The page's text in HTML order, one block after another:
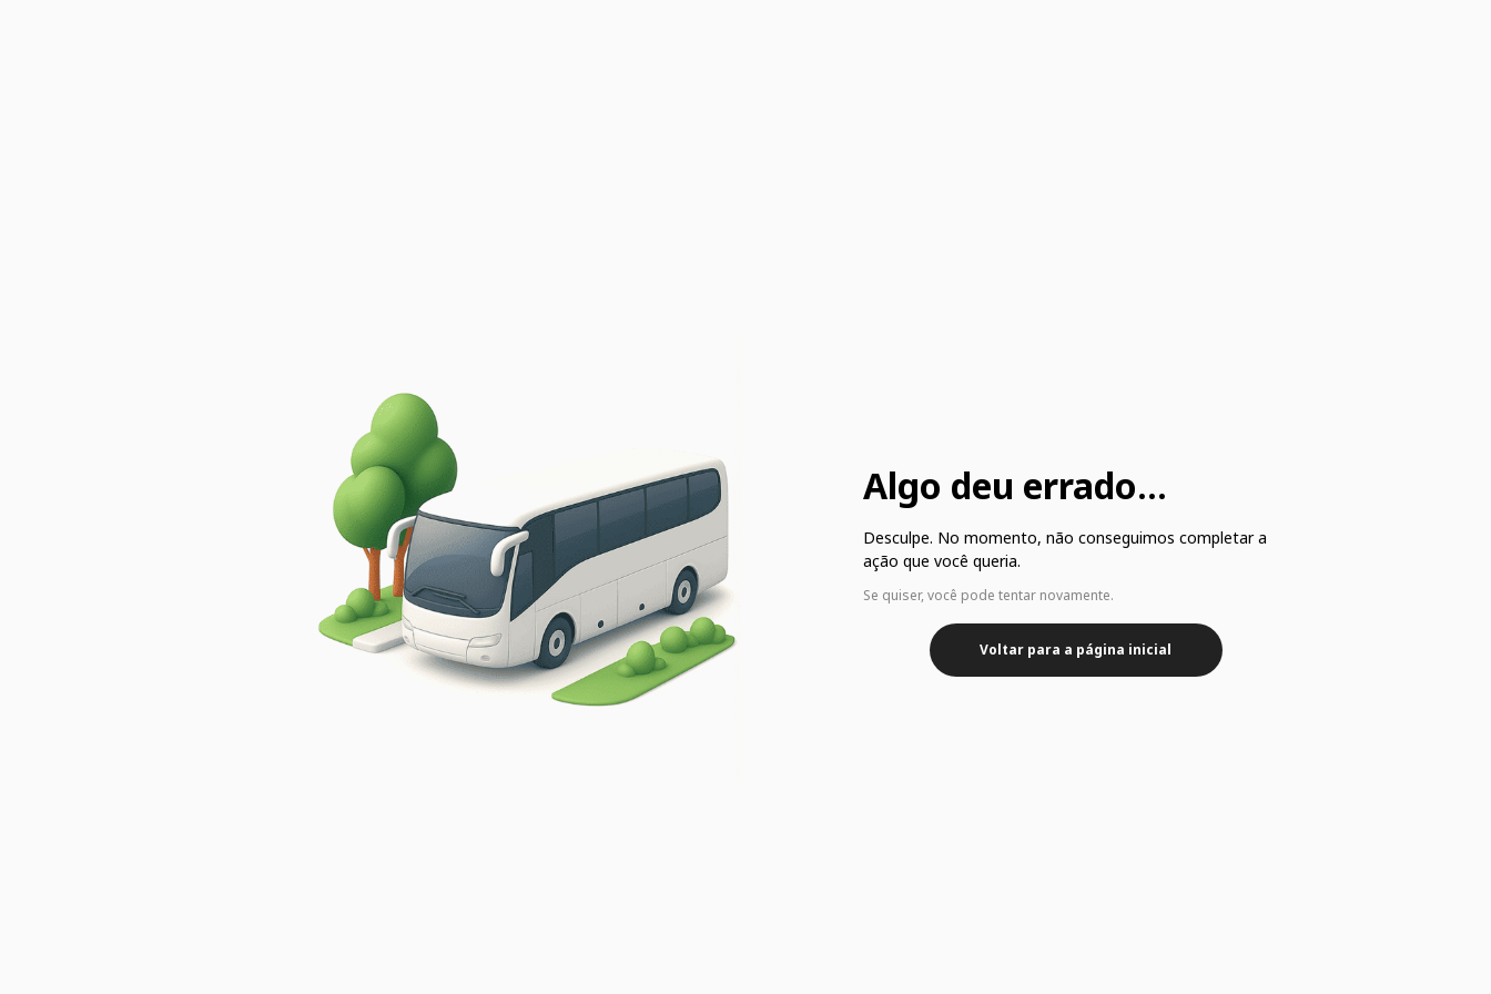
Algo deu errado...
Desculpe. No momento, não conseguimos completar a
ação que você queria.
Se quiser, você pode tentar novamente.
Voltar para a página inicial